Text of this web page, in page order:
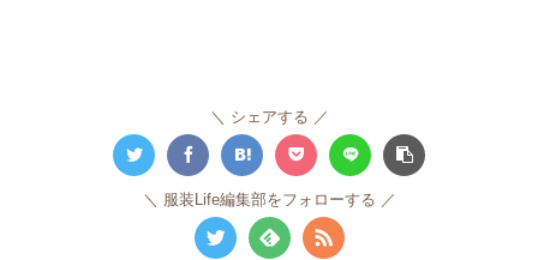
シェアする
服装Life編集部をフォローする